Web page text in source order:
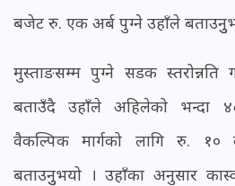
बजेट रु. एक अर्ब पुग्ने उहाँले
मुस्ताङसम्म पुग्ने सडक स्तरोन्नति
बताउँदै उहाँले अहिलेको भन्दा
वैकल्पिक मार्गको लागि रु. १०
बताउनुुभयो । उहाँका अनुसार